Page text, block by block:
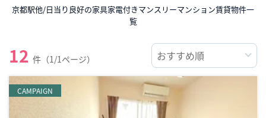
京都駅他/日当り良好の家具家電付きマンスリーマンション賃貸物件一
覧
12 件（1/1ページ）
CAMPAIGN